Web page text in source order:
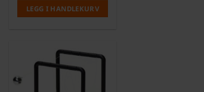
LEGG I HANDLEKURV